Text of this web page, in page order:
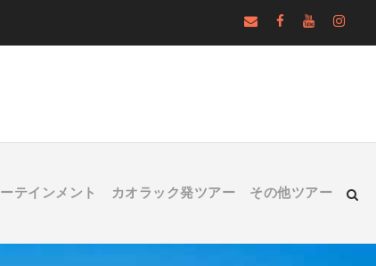
テインメント カオラック発ツアー
その他ツアー